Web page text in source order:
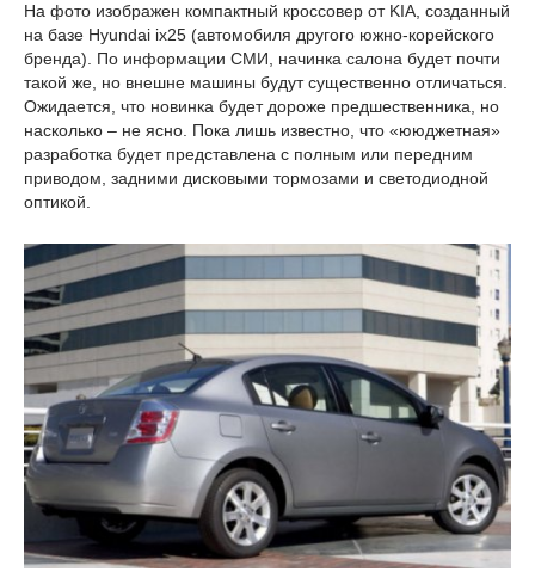
На фото изображен компактный кроссовер от KIA, созданный
на базе Hyundai ix25 (автомобиля другого южно-корейского
бренда). По информации СМИ, начинка салона будет почти
такой же, но внешне машины будут существенно отличаться.
Ожидается, что новинка будет дороже предшественника, но
насколько – не ясно. Пока лишь известно, что «ююджетная»
разработка будет представлена с полным или передним
приводом, задними дисковыми тормозами и светодиодной
оптикой.